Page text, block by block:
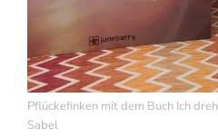
Pflückefinken mit dem Buch Ich
Sabel